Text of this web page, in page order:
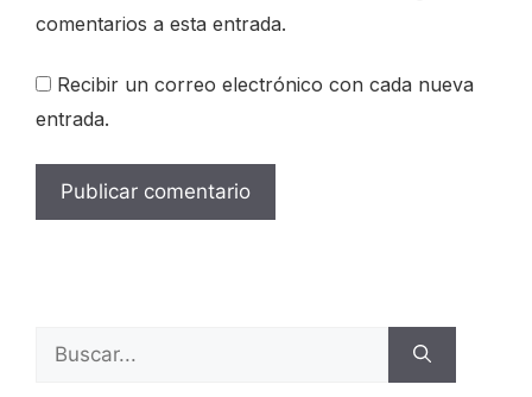
comentarios a esta entrada.
Recibir un correo electrónico con cada nueva
entrada.
Buscar: